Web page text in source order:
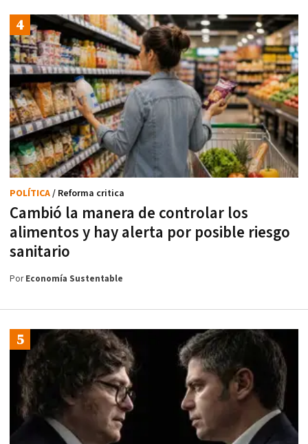
Cambió la manera de controlar los
alimentos y hay alerta por posible riesgo
sanitario
POLÍTICA/ Reforma critica
PorEconomía Sustentable